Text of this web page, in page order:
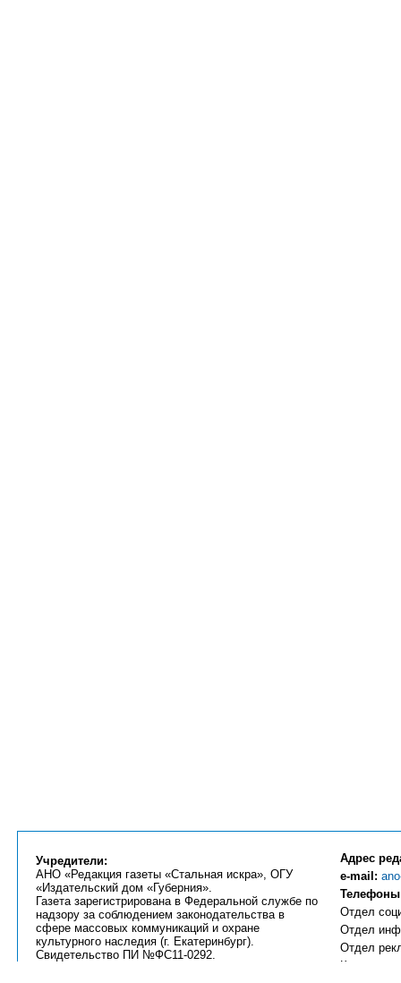
Учредители:
АНО «Редакция газеты «Стальная искра», ОГУ
«Издательский дом «Губерния».
Газета зарегистрирована в Федеральной службе по
надзору за соблюдением законодательства в
сфере массовых коммуникаций и охране
культурного наследия (г. Екатеринбург).
Свидетельство ПИ №ФС11-0292.
Адрес
e-mail:
Отдел
Отдел
Отдел